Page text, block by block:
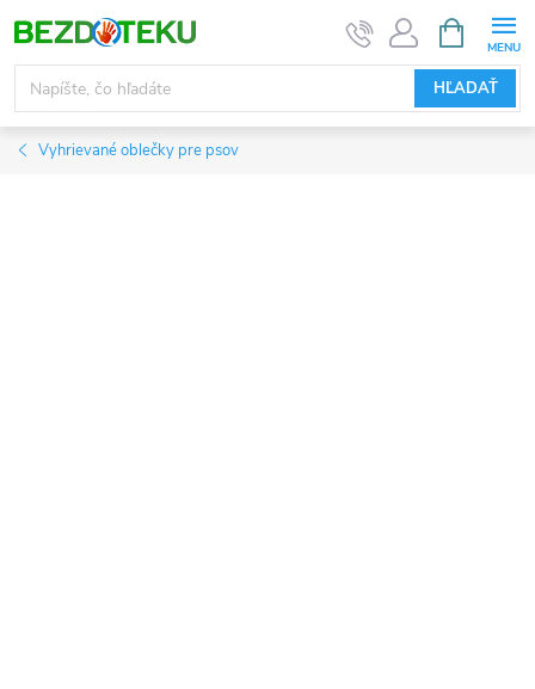
na
obsah
HĽADAŤ
KOŠÍK
Vyhrievané oblečky pre psov